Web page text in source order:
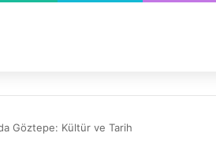
Göztepe: Kültür ve Tarih